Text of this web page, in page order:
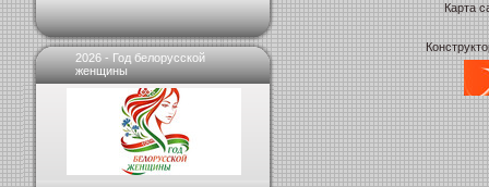
2026 - Год белорусской
женщины
Карта